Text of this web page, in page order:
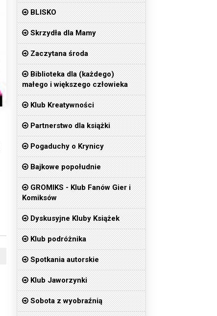
BLISKO
Skrzydła dla Mamy
Zaczytana środa
Biblioteka dla (każdego)
małego i większego człowieka
Klub Kreatywności
Partnerstwo dla książki
Pogaduchy o Krynicy
Bajkowe popołudnie
GROMIKS - Klub Fanów Gier i
Komiksów
Dyskusyjne Kluby Książek
Klub podróżnika
Spotkania autorskie
Klub Jaworzynki
Sobota z wyobraźnią